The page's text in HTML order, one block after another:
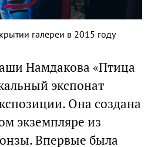
галереи в 2015 году
Намдакова «Птица
экспонат
Она создана
экземпляре из
Впервые была